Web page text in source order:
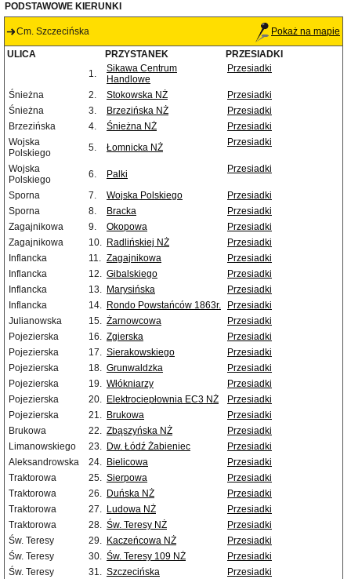
PODSTAWOWE KIERUNKI
Cm. Szczecińska Pokaż na mapie
ULICA PRZYSTANEK
PRZESIADKI
1.
Sikawa Centrum
Handlowe
Przesiadki
Śnieżna 2. Stokowska NŻ
Przesiadki
Śnieżna
3. Brzezińska NŻ
Przesiadki
Brzezińska
4. Śnieżna NŻ
Przesiadki
Wojska
Polskiego
5. Łomnicka NŻ Przesiadki
Wojska
Polskiego
6. Palki Przesiadki
Sporna 7. Wojska Polskiego
Przesiadki
Sporna
8. Bracka
Przesiadki
Zagajnikowa
9. Okopowa
Przesiadki
Zagajnikowa
10. Radlińskiej NŻ
Przesiadki
Inflancka
11. Zagajnikowa
Przesiadki
Inflancka
12. Gibalskiego
Przesiadki
Inflancka
13. Marysińska
Przesiadki
Inflancka
14. Rondo Powstańców 1863r.
Przesiadki
Julianowska
15. Żarnowcowa
Przesiadki
Pojezierska
16. Zgierska
Przesiadki
Pojezierska
17. Sierakowskiego
Przesiadki
Pojezierska
18. Grunwaldzka
Przesiadki
Pojezierska
19. Włókniarzy
Przesiadki
Pojezierska
20. Elektrociepłownia EC3 NŻ
Przesiadki
Pojezierska
21. Brukowa
Przesiadki
Brukowa
22. Zbąszyńska NŻ
Przesiadki
Limanowskiego
23. Dw. Łódź Żabieniec
Przesiadki
Aleksandrowska
24. Bielicowa
Przesiadki
Traktorowa
25. Sierpowa
Przesiadki
Traktorowa
26. Duńska NŻ
Przesiadki
Traktorowa
27. Ludowa NŻ
Przesiadki
Traktorowa
28. Św. Teresy NŻ
Przesiadki
Św. Teresy
29. Kaczeńcowa NŻ
Przesiadki
Św. Teresy
30. Św. Teresy 109 NŻ
Przesiadki
Św. Teresy
31. Szczecińska
Przesiadki